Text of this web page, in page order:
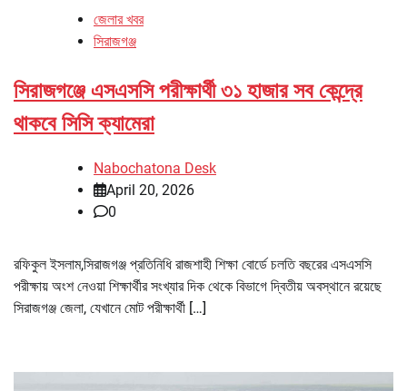
জেলার খবর
সিরাজগঞ্জ
সিরাজগঞ্জে এসএসসি পরীক্ষার্থী ৩১ হাজার সব কেন্দ্রে
থাকবে সিসি ক্যামেরা
Nabochatona Desk
April 20, 2026
0
রফিকুল ইসলাম,সিরাজগঞ্জ প্রতিনিধি রাজশাহী শিক্ষা বোর্ডে চলতি বছরের এসএসসি
পরীক্ষায় অংশ নেওয়া শিক্ষার্থীর সংখ্যার দিক থেকে বিভাগে দ্বিতীয় অবস্থানে রয়েছে
সিরাজগঞ্জ জেলা, যেখানে মোট পরীক্ষার্থী […]